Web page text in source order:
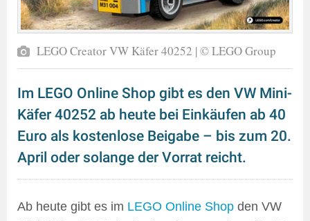
LEGO Creator VW Käfer 40252 | © LEGO Group
Im LEGO Online Shop gibt es den VW Mini-
Käfer 40252 ab heute bei Einkäufen ab 40
Euro als kostenlose Beigabe – bis zum 20.
April oder solange der Vorrat reicht.
Ab heute gibt es im LEGO Online Shop den VW